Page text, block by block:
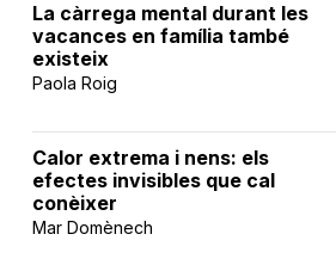
La càrrega mental durant les
vacances en família també
existeix
Paola Roig
Calor extrema i nens: els
efectes invisibles que cal
conèixer
Mar Domènech